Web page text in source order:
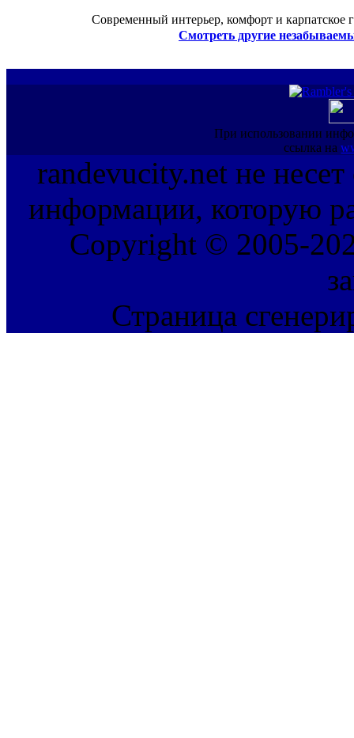
Современный интерьер, комфорт и карпатское
Смотреть другие
При использовании
ссылка на
randevucity.net не несет
информации, которую
Copyright © 2005-
Страница